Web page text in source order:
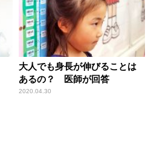
大人でも身長が伸びることは
あるの？ 医師が回答
2020.04.30